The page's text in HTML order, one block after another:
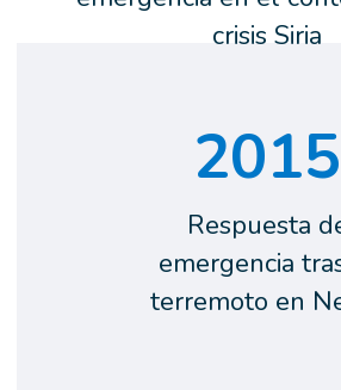
crisis Siria
2015
Respuesta
emergencia
terremoto en